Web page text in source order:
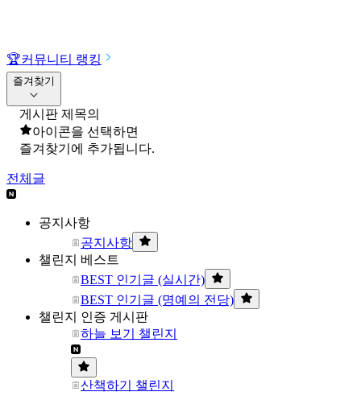
🏆커뮤니티 랭킹
즐겨찾기
게시판 제목의
아이콘을 선택하면
즐겨찾기에 추가됩니다.
전체글
공지사항
공지사항
챌린지 베스트
BEST 인기글 (실시간)
BEST 인기글 (명예의 전당)
챌린지 인증 게시판
하늘 보기 챌린지
산책하기 챌린지